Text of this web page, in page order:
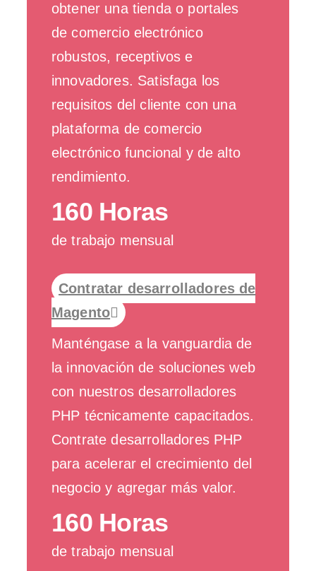
obtener una tienda o portales
de comercio electrónico
robustos, receptivos e
innovadores. Satisfaga los
requisitos del cliente con una
plataforma de comercio
electrónico funcional y de alto
rendimiento.
160 Horas
de trabajo mensual
Contratar desarrolladores de
Magento
Manténgase a la vanguardia de
la innovación de soluciones web
con nuestros desarrolladores
PHP técnicamente capacitados.
Contrate desarrolladores PHP
para acelerar el crecimiento del
negocio y agregar más valor.
160 Horas
de trabajo mensual